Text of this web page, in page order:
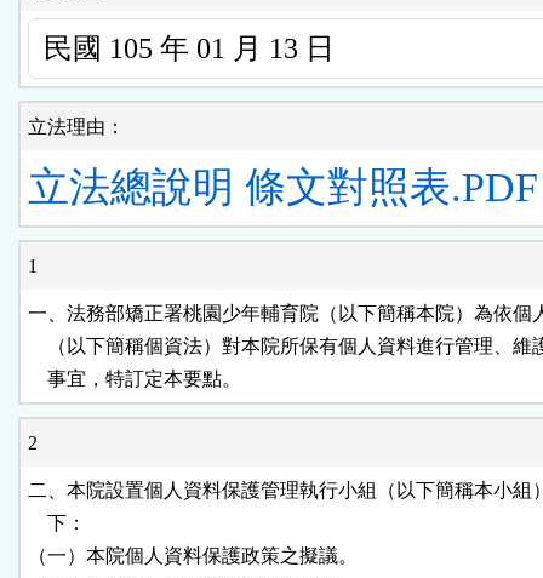
立法理由：
立法總說明 條文對照表.PDF
1
一、法務部矯正署桃園少年輔育院（以下簡稱本院）為依個
（以下簡稱個資法）對本院所保有個人資料進行管理、維
    事宜，特訂定本要點。
2
二、本院設置個人資料保護管理執行小組（以下簡稱本小組
    下：
（一）本院個人資料保護政策之擬議。